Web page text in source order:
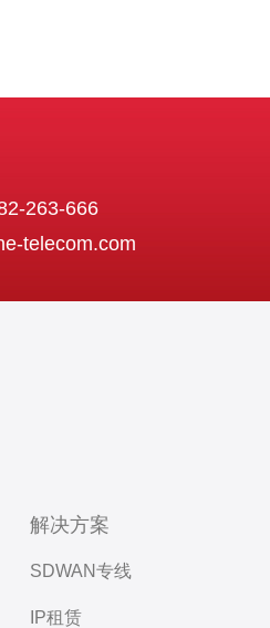
263-666
telecom.com
解决方案
SDWAN专线
IP租赁